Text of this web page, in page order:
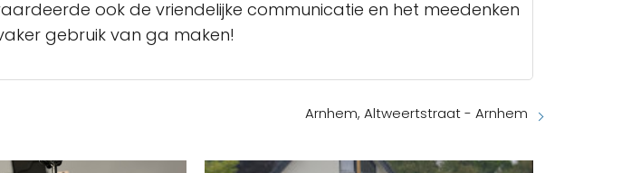
ook de vriendelijke communicatie en het meedenken
gebruik van ga maken!
Arnhem, Altweertstraat - Arnhem